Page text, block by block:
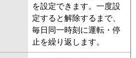
を設定できます。一度設
定すると解除するまで、
毎日同一時刻に運転・停
止を繰り返します。